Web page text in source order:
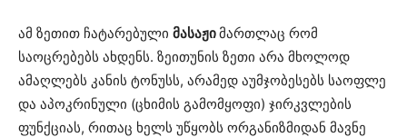
ამ ზეთით ჩატარებული მასაჟიმართლაც რომ
საოცრებებს ახდენს. ზეითუნის ზეთი არა მხოლოდ
ამაღლებს კანის ტონუსს, არამედ აუმჯობესებს საოფლე
და აპოკრინული (ცხიმის გამომყოფი) ჯირკვლების
ფუნქციას, რითაც ხელს უწყობს ორგანიზმიდან მავნე